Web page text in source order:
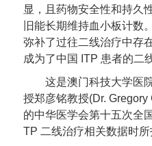
显，且药物安全性和持久
旧能长期维持血小板计数
弥补了过往二线治疗中存
成为了中国 ITP 患者的二
这是澳门科技大学医
授郑彦铭教授(Dr.
的中华医学会第十五次全
TP 二线治疗相关数据时所